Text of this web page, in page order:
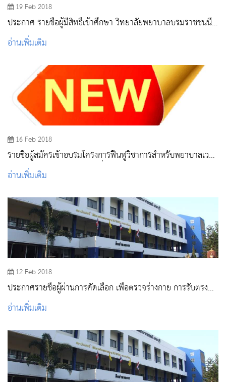
19 Feb 2018
ประกาศ รายชื่อผู้มีสิทธิ์เข้าศึกษา วิทยาลัยพยาบาลบรมราชชนนี
สระบุรี หลักสูตรพยาบาลศาสตรบัณฑิต ประจำปีการศึกษา 2561
อ่านเพิ่มเติม
16 Feb 2018
รายชื่อผู้สมัครเข้าอบรมโครงการฟื้นฟูวิชาการสำหรับพยาบาลเวช
ปฏิบัติ และพยาบาลวิชาชีพ เรื่อง บทบาทพยาบาลเวชปฏิบัติใน
การจัดการโรคเรื้อรังตามนโยบายระบบบริการสุขภาพ(Service
อ่านเพิ่มเติม
12 Feb 2018
ประกาศรายชื่อผู้ผ่านการคัดเลือก เพื่อตรวจร่างกาย การรับตรง
จังหวัดสระบุรี นครนายก อ่างทอง (เฉพาะตัวจริง) ปีการศึกษา
2561 ณ วิทยาลัยพยาบาลบรมราชชนนี สระบุรี
อ่านเพิ่มเติม